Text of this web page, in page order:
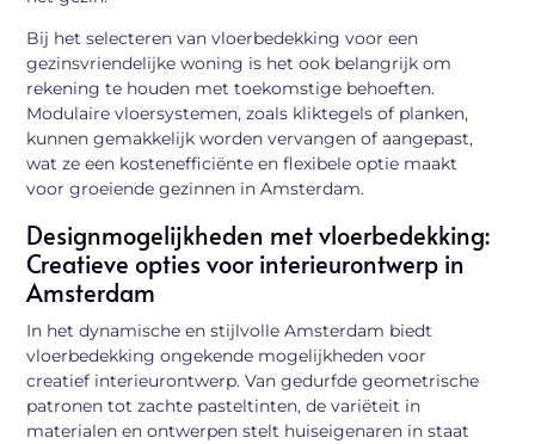
Bij het selecteren van vloerbedekking voor een
gezinsvriendelijke woning is het ook belangrijk om
rekening te houden met toekomstige behoeften.
Modulaire vloersystemen, zoals kliktegels of planken,
kunnen gemakkelijk worden vervangen of aangepast,
wat ze een kostenefficiënte en flexibele optie maakt
voor groeiende gezinnen in Amsterdam.
Designmogelijkheden met vloerbedekking:
Creatieve opties voor interieurontwerp in
Amsterdam
In het dynamische en stijlvolle Amsterdam biedt
vloerbedekking ongekende mogelijkheden voor
creatief interieurontwerp. Van gedurfde geometrische
patronen tot zachte pasteltinten, de variëteit in
materialen en ontwerpen stelt huiseigenaren in staat